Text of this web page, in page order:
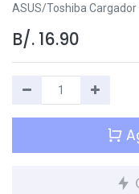
ASUS/Toshiba
B/. 16.90